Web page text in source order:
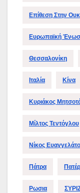
Επίθεση Στην
Ευρωπαϊκή
Θεσσαλονίκη
Ιταλία Κίνα
Κυριάκος
Μίλτος Τεντόγλου
Νίκος
Πάτρα
Ρωσια